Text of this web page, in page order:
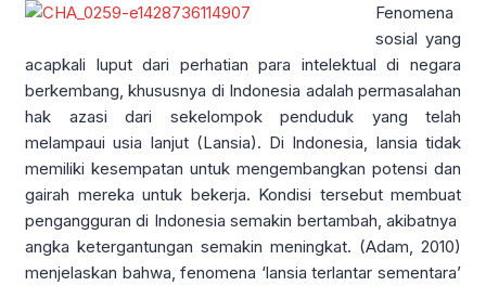
Fenomena
sosial yang
acapkali luput dari perhatian para intelektual di negara
berkembang, khususnya di Indonesia adalah permasalahan
hak azasi dari sekelompok penduduk yang telah
melampaui usia lanjut (Lansia). Di Indonesia, lansia tidak
memiliki kesempatan untuk mengembangkan potensi dan
gairah mereka untuk bekerja. Kondisi tersebut membuat
pengangguran di Indonesia semakin bertambah, akibatnya
angka ketergantungan semakin meningkat. (Adam, 2010)
menjelaskan bahwa, fenomena ‘lansia terlantar sementara’